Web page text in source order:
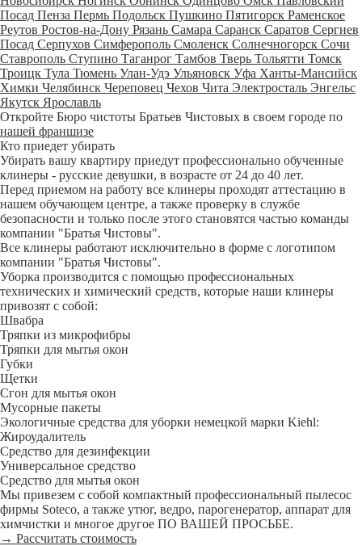
Посад Пенза Пермь Подольск Пушкино Пятигорск Раменское
Реутов Ростов-на-Дону Рязань Самара Саранск Саратов Сергиев
Посад Серпухов Симферополь Смоленск Солнечногорск Сочи
Ставрополь Ступино Таганрог Тамбов Тверь Тольятти Томск
Троицк Тула Тюмень Улан-Удэ Ульяновск Уфа Ханты-Мансийск
Химки Челябинск Череповец Чехов Чита Электросталь Энгельс
Якутск Ярославль
Откройте Бюро чистоты Братьев Чистовых в своем городе по
нашей франшизе
Кто приедет убирать
Убирать вашу квартиру приедут профессионально обученные
клинеры - русские девушки, в возрасте от 24 до 40 лет.
Перед приемом на работу все клинеры проходят аттестацию в
нашем обучающем центре, а также проверку в службе
безопасности и только после этого становятся частью команды
компании "Братья Чистовы".
Все клинеры работают исключительно в форме с логотипом
компании "Братья Чистовы".
Уборка производится с помощью профессиональных
технических и химический средств, которые наши клинеры
привозят с собой:
Швабра
Тряпки из микрофибры
Тряпки для мытья окон
Губки
Щетки
Сгон для мытья окон
Мусорные пакеты
Экологичные средства для уборки немецкой марки Kiehl:
Жироудалитель
Средство для дезинфекции
Универсальное средство
Средство для мытья окон
Мы привезем с собой компактный профессиональный пылесос
фирмы Soteco, а также утюг, ведро, парогенератор, аппарат для
химчистки и многое другое ПО ВАШЕЙ ПРОСЬБЕ.
→ Рассчитать стоимость